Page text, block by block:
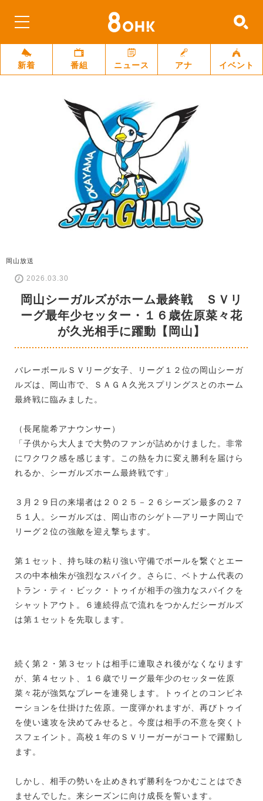
新着 番組 ニュース アナ イベント
岡山放送
2026.03.30
岡山シーガルズがホーム最終戦 ＳＶリ
ーグ最年少セッター・１６歳佐原菜々花
が久光相手に躍動【岡山】
バレーボールＳＶリーグ女子、リーグ１２位の岡山シーガ
ルズは、岡山市で、ＳＡＧＡ久光スプリングスとのホーム
最終戦に臨みました。
（長尾龍希アナウンサー）
「子供から大人まで大勢のファンが詰めかけました。非常
にワクワク感を感じます。この熱を力に変え勝利を届けら
れるか、シーガルズホーム最終戦です」
３月２９日の来場者は２０２５－２６シーズン最多の２７
５１人。シーガルズは、岡山市のシゲト―アリーナ岡山で
リーグ２位の強敵を迎え撃ちます。
第１セット、持ち味の粘り強い守備でボールを繋ぐとエー
スの中本柚朱が強烈なスパイク。さらに、ベトナム代表の
トラン・ティ・ビック・トゥイが相手の強力なスパイクを
シャットアウト。６連続得点で流れをつかんだシーガルズ
は第１セットを先取します。
続く第２・第３セットは相手に連取され後がなくなります
が、第４セット、１６歳でリーグ最年少のセッター佐原
菜々花が強気なプレーを連発します。トゥイとのコンビネ
ーションを仕掛けた佐原。一度弾かれますが、再びトゥイ
を使い速攻を決めてみせると。今度は相手の不意を突くト
スフェイント。高校１年のＳＶリーガーがコートで躍動し
ます。
しかし、相手の勢いを止めきれず勝利をつかむことはでき
ませんでした。来シーズンに向け成長を誓います。